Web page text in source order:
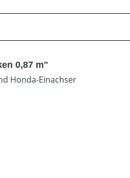
0,87 m"
Honda-Einachser